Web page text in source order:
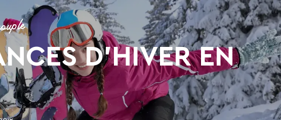
D’HIVER EN
exclusives et des bons plans pour vos
bons plans, promos, idées de séjours ou conseils